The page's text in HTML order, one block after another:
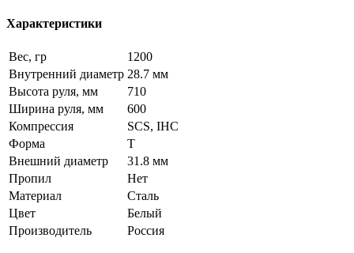
Характеристики
Вес, гр
1200
Внутренний диаметр 28.7 мм
Высота руля, мм
710
Ширина руля, мм
600
Компрессия
SCS, IHC
Форма
T
Внешний диаметр
31.8 мм
Пропил
Нет
Материал
Сталь
Цвет
Белый
Производитель
Россия